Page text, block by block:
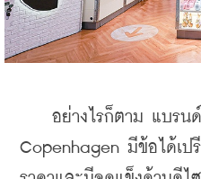
อย่างไรก็ตาม แบรนด์
Copenhagen มีข้อได้เป